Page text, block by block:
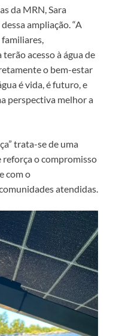
da MRN, Sara
ampliação. “A
familiares,
acesso à água de
o bem-estar
é vida, é futuro, e
perspectiva melhor a
trata-se de uma
reforça o compromisso
com o
atendidas.